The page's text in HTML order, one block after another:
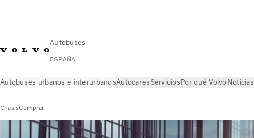
Autobuses
ESPAÑA
Autobuses urbanos e interurbanosAutocaresServiciosPor qué VolvoNoticias
ChasisComprar